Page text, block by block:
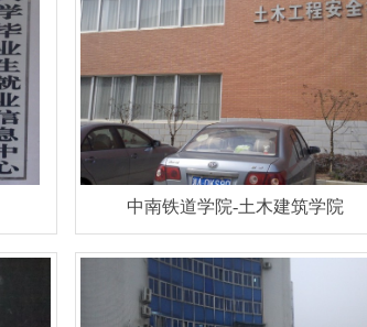
中南铁道学院-土木建筑学院